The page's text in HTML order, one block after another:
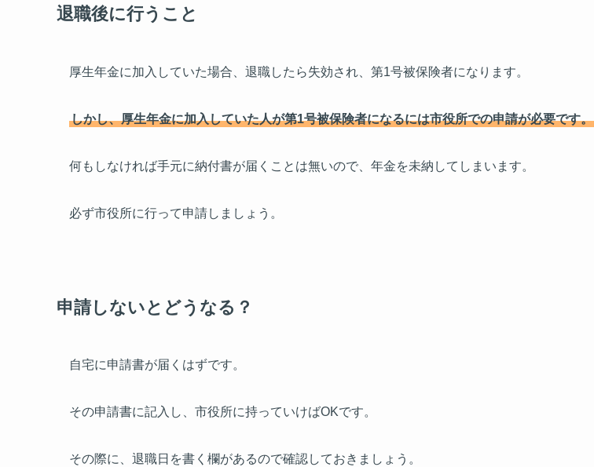
退職後に行うこと
厚生年金に加入していた場合、退職したら失効され、第1号被保険者になります。
しかし、厚生年金に加入していた人が第1号被保険者になるには市役所での申請が必要です。
何もしなければ手元に納付書が届くことは無いので、年金を未納してしまいます。
必ず市役所に行って申請しましょう。
申請しないとどうなる？
自宅に申請書が届くはずです。
その申請書に記入し、市役所に持っていけばOKです。
その際に、退職日を書く欄があるので確認しておきましょう。